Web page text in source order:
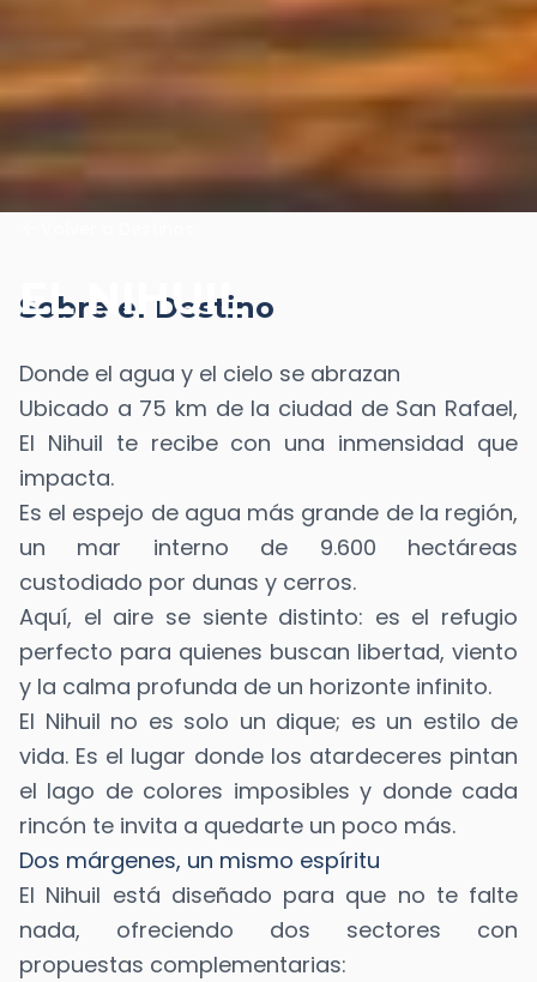
EL NIHUIL
Sobre el Destino
Donde el agua y el cielo se abrazan
Ubicado a 75 km de la ciudad de San Rafael,
El Nihuil te recibe con una inmensidad que
impacta.
Es el espejo de agua más grande de la región,
un mar interno de 9.600 hectáreas
custodiado por dunas y cerros.
Aquí, el aire se siente distinto: es el refugio
perfecto para quienes buscan libertad, viento
y la calma profunda de un horizonte infinito.
El Nihuil no es solo un dique; es un estilo de
vida. Es el lugar donde los atardeceres pintan
el lago de colores imposibles y donde cada
rincón te invita a quedarte un poco más.
Dos márgenes, un mismo espíritu
El Nihuil está diseñado para que no te falte
nada, ofreciendo dos sectores con
propuestas complementarias: